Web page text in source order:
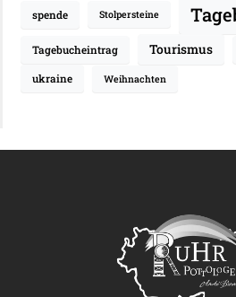
spende Stolpersteine
Tagebucheintrag Tourismus
ukraine Weihnachten